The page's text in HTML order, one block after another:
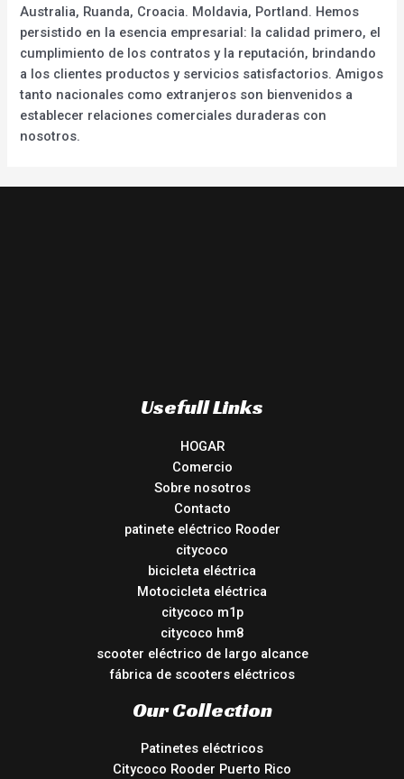
Australia, Ruanda, Croacia. Moldavia, Portland. Hemos
persistido en la esencia empresarial: la calidad primero, el
cumplimiento de los contratos y la reputación, brindando
a los clientes productos y servicios satisfactorios. Amigos
tanto nacionales como extranjeros son bienvenidos a
establecer relaciones comerciales duraderas con
nosotros.
Usefull Links
HOGAR
Comercio
Sobre nosotros
Contacto
patinete eléctrico Rooder
citycoco
bicicleta eléctrica
Motocicleta eléctrica
citycoco m1p
citycoco hm8
scooter eléctrico de largo alcance
fábrica de scooters eléctricos
Our Collection
Patinetes eléctricos
Citycoco Rooder Puerto Rico